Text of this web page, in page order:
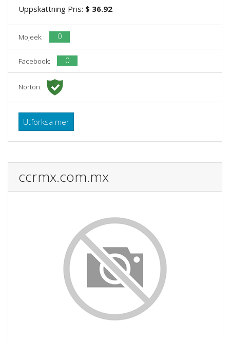
Uppskattning Pris: $ 36.92
Mojeek: 0
Facebook: 0
Norton:
Utforksa mer
ccrmx.com.mx